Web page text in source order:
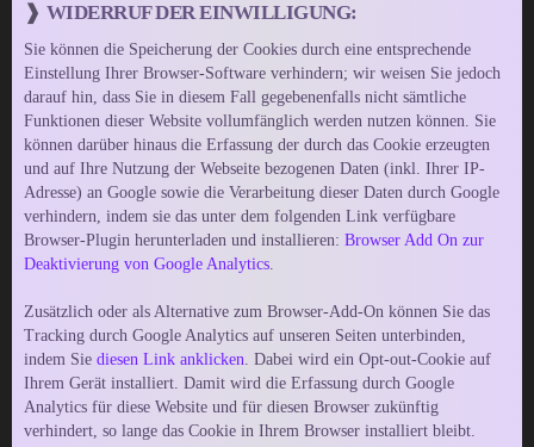
WIDERRUF DER EINWILLIGUNG:
Sie können die Speicherung der Cookies durch eine entsprechende
Einstellung Ihrer Browser-Software verhindern; wir weisen Sie jedoch
darauf hin, dass Sie in diesem Fall gegebenenfalls nicht sämtliche
Funktionen dieser Website vollumfänglich werden nutzen können. Sie
können darüber hinaus die Erfassung der durch das Cookie erzeugten
und auf Ihre Nutzung der Webseite bezogenen Daten (inkl. Ihrer IP-
Adresse) an Google sowie die Verarbeitung dieser Daten durch Google
verhindern, indem sie das unter dem folgenden Link verfügbare
Browser-Plugin herunterladen und installieren: Browser Add On zur
Deaktivierung von Google Analytics.
Zusätzlich oder als Alternative zum Browser-Add-On können Sie das
Tracking durch Google Analytics auf unseren Seiten unterbinden,
indem Sie diesen Link anklicken. Dabei wird ein Opt-out-Cookie auf
Ihrem Gerät installiert. Damit wird die Erfassung durch Google
Analytics für diese Website und für diesen Browser zukünftig
verhindert, so lange das Cookie in Ihrem Browser installiert bleibt.